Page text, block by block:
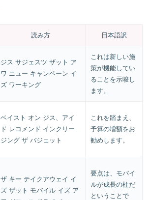
読み方 日本語訳
ジス サジェスツ ザット ア
ワ ニュー キャンペーン イ
ズ ワーキング
これは新しい施
策が機能してい
ることを示唆し
ます。
ベイスト オン ジス、アイ
ド レコメンド インクリー
ジング ザ バジェット
これを踏まえ、
予算の増額をお
勧めします。
ザ キー テイクアウェイ イ
ズ ザット モバイル イズ ア
要点は、モバイ
ルが成長の柱だ
ということで